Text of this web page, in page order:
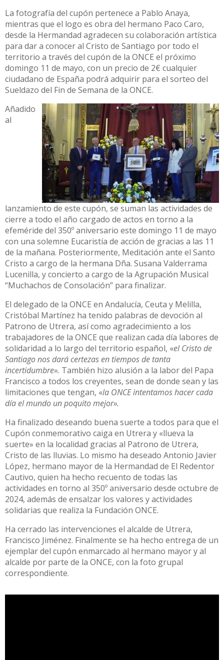
La fotografía del cupón pertenece a Pablo Anaya,
mientras que el logo es obra del hermano Paco Caro,
desde la Hermandad agradecen su colaboración artística
para dar a conocer al Cristo de Santiago por todo el
territorio a través del cupón de la ONCE el próximo
domingo 11 de mayo, con un precio de 2€ cualquier
ciudadano de España podrá adquirir para el sorteo del
Sueldazo del Fin de Semana de la ONCE.
Añadido
al
lanzamiento de este cupón, se suman las actividades de
cierre a todo el año cargado de actos en torno a la
efeméride del 350º aniversario este domingo 11 de mayo
con una solemne Eucaristía de acción de gracias a las 11
de la mañana. Posteriormente, Meditación ante el Santo
Cristo a cargo de la hermana Dña. Susana Valderrama
Lucenilla, y concierto a cargo de la Agrupación Musical
“Muchachos de Consolación” para finalizar.
El delegado de la ONCE en Andalucía, Ceuta y Melilla,
Cristóbal Martínez ha tenido palabras de devoción al
Patrono de Utrera, así como agradecimiento a los
trabajadores de la ONCE que realizan cada día labores de
solidaridad a lo largo del territorio español, «el Cristo de
Santiago nos dará certezas en tiempos de tanta
incertidumbre». También hizo alusión a la labor del Papa
Francisco a todos los creyentes, sean de donde sean y las
limitaciones que tengan, «la ONCE intentamos hacer cada
día el mundo un poquito mejor».
Ha finalizado deseando buena suerte a todos para que el
Cupón conmemorativo caiga en Utrera y «llueva la
suerte» en la localidad gracias al Patrono de Utrera,
Cristo de las lluvias. Lo mismo ha deseado Antonio Javier
López, hermano mayor de la Hermandad de El Redentor
Cautivo, quien ha hecho recuento de todas las
actividades en torno al 350º aniversario desde octubre de
2024, además de ensalzar los valores y actividades
solidarias que realiza la Fundación ONCE.
Ha cerrado las intervenciones el alcalde de Utrera,
Francisco Jiménez. Finalmente se ha hecho entrega de un
ejemplar del cupón enmarcado al hermano mayor y al
alcalde por parte de la ONCE, con la foto grupal
correspondiente.